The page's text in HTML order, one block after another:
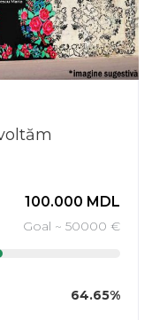
100.000 MDL
Goal ~ 50000 €
64.65%